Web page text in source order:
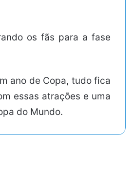
os fãs para a fase
ano de Copa, tudo fica
essas atrações e uma
do Mundo.